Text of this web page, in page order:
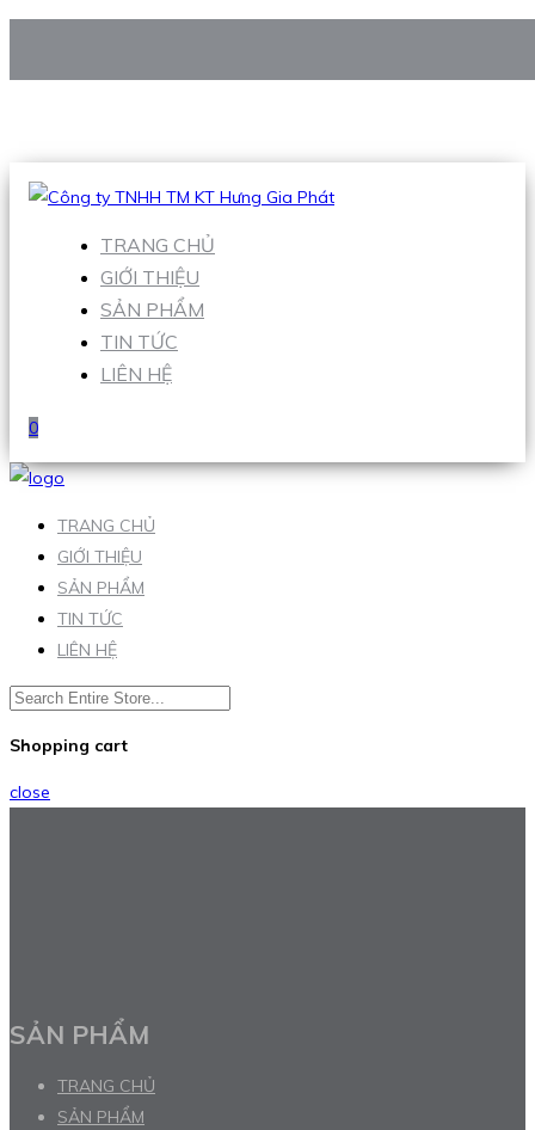
Hotline:0938 906 663
TRANG CHỦ
GIỚI THIỆU
SẢN PHẨM
TIN TỨC
LIÊN HỆ
0
TRANG CHỦ
GIỚI THIỆU
SẢN PHẨM
TIN TỨC
LIÊN HỆ
Shopping cart
close
SẢN PHẨM
TRANG CHỦ
SẢN PHẨM